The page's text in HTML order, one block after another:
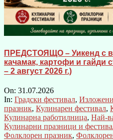
ПРЕДСТОЯЩО – Уикенд с
качамак, картофи и гайди
– 2 август 2026 г.)
On: 31.07.2026
In: Градски фестивал,
празник, Кулинарен фестивал,
Кулинарна работилница, Най-
Кулинарни празници и
Фолклорен празник,